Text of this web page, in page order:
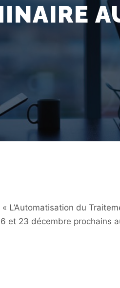
L’Automatisation du
et 23 décembre prochains